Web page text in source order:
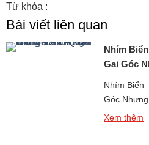
Từ khóa :
Bài viết liên quan
Nhím
Gai Góc
Nhím Biển
Góc
Dương là
Xem thêm